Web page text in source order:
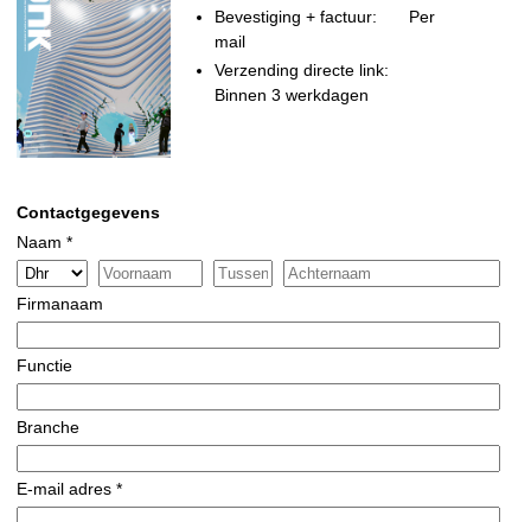
Bevestiging + factuur:
Per
mail
Verzending directe link:
Binnen 3 werkdagen
Contactgegevens
Naam *
Firmanaam
Functie
Branche
E-mail adres *